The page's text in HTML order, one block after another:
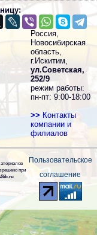
Россия,
Новосибирская
область,
г.Искитим,
ул.Советская,
252/9
режим работы:
пн-пт: 9:00-18:00
>> Контакты
компании и
филиалов
при
Пользовательское
соглашение